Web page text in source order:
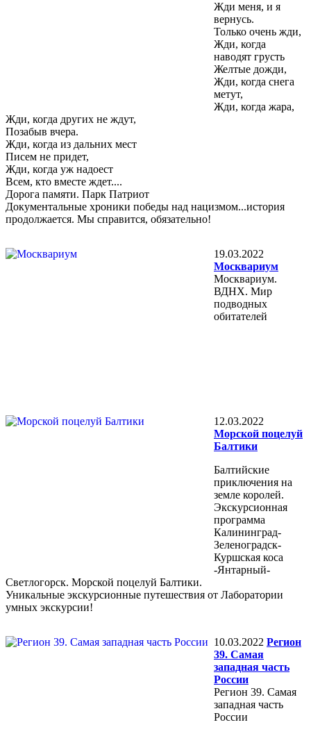
Жди меня, и я
вернусь.
Только очень жди,
Жди, когда
наводят грусть
Желтые дожди,
Жди, когда снега
метут,
Жди, когда жара,
Жди, когда других не ждут,
Позабыв вчера.
Жди, когда из дальних мест
Писем не придет,
Жди, когда уж надоест
Всем, кто вместе ждет....
Дорога памяти. Парк Патриот
Документальные хроники победы над нацизмом...история
продолжается. Мы справится, обязательно!
19.03.2022
Москвариум
Москвариум.
ВДНХ. Мир
подводных
обитателей
12.03.2022
Морской поцелуй
Балтики
Балтийские
приключения на
земле королей.
Экскурсионная
программа
Калининград-
Зеленоградск-
Куршская коса
-Янтарный-
Светлогорск. Морской поцелуй Балтики.
Уникальные экскурсионные путешествия от Лаборатории
умных экскурсии!
10.03.2022 Регион
39. Самая
западная часть
России
Регион 39. Самая
западная часть
России